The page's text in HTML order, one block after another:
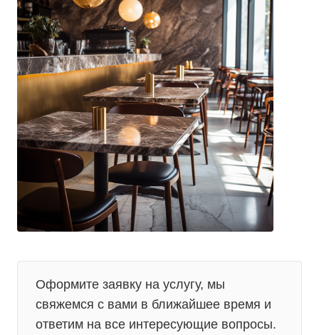
Оформите заявку на услугу, мы
свяжемся с вами в ближайшее время и
ответим на все интересующие вопросы.